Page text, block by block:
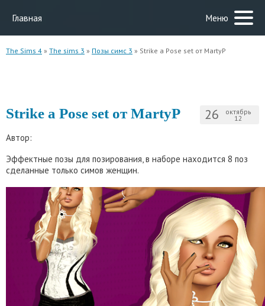
Главная Меню
The Sims 4 » The sims 3 » Позы симс 3 » Strike a Pose set от MartyP
26 октябрь
12
Strike a Pose set от MartyP
Автор:
Эффектные позы для позирования, в наборе находится 8 поз
сделанные только симов женщин.